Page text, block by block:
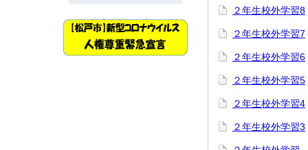
２年生校外学習8
２年生校外学習7
２年生校外学習6
２年生校外学習5
２年生校外学習4
２年生校外学習3